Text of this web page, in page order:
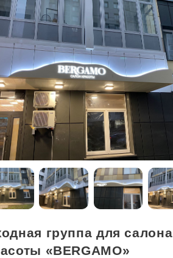
группа для салона
«BERGAMO»